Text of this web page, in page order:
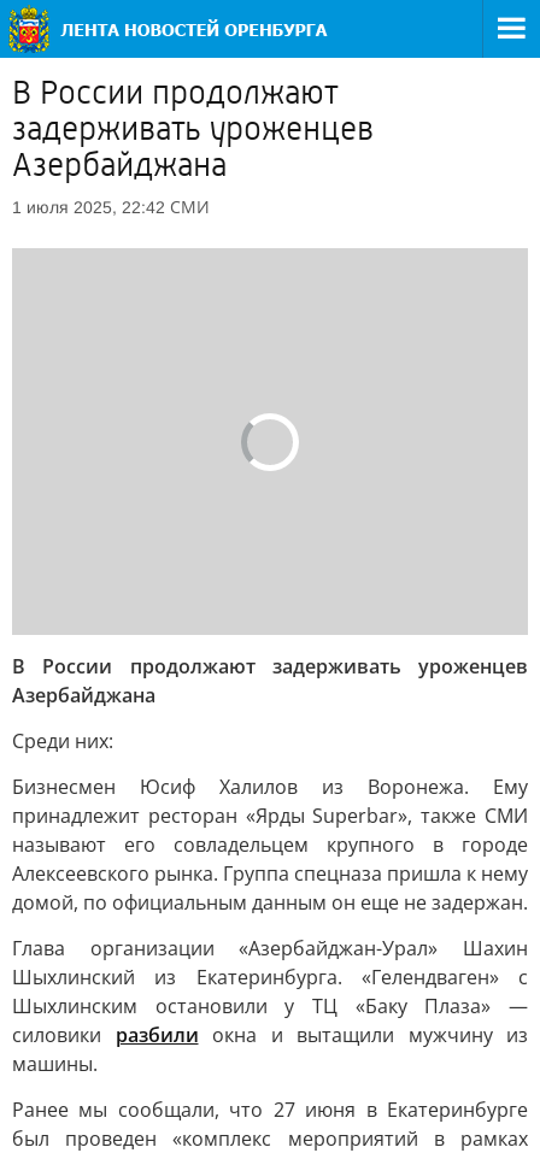
В России продолжают
задерживать уроженцев
Азербайджана
1 июля 2025, 22:42 СМИ
В России продолжают задерживать уроженцев
Азербайджана
Среди них:
Бизнесмен Юсиф Халилов из Воронежа. Ему
принадлежит ресторан «Ярды Superbar», также СМИ
называют его совладельцем крупного в городе
Алексеевского рынка. Группа спецназа пришла к нему
домой, по официальным данным он еще не задержан.
Глава организации «Азербайджан-Урал» Шахин
Шыхлинский из Екатеринбурга. «Гелендваген» с
Шыхлинским остановили у ТЦ «Баку Плаза» —
силовики разбили окна и вытащили мужчину из
машины.
Ранее мы сообщали, что 27 июня в Екатеринбурге
был проведен «комплекс мероприятий в рамках